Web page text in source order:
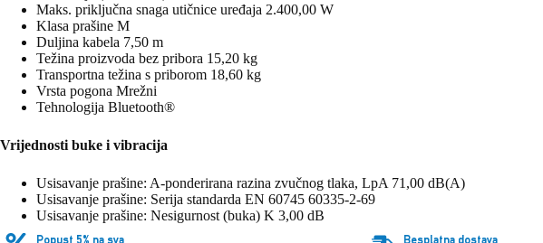
Maks. priključna snaga utičnice uređaja 2.400,00 W
Klasa prašine M
Duljina kabela 7,50 m
Težina proizvoda bez pribora 15,20 kg
Transportna težina s priborom 18,60 kg
Vrsta pogona Mrežni
Tehnologija Bluetooth®
Vrijednosti buke i vibracija
Usisavanje prašine: A-ponderirana razina zvučnog tlaka, LpA 71,00 dB(A)
Usisavanje prašine: Serija standarda EN 60745 60335-2-69
Usisavanje prašine: Nesigurnost (buka) K 3,00 dB
Popust 5% na sva Besplatna dostava